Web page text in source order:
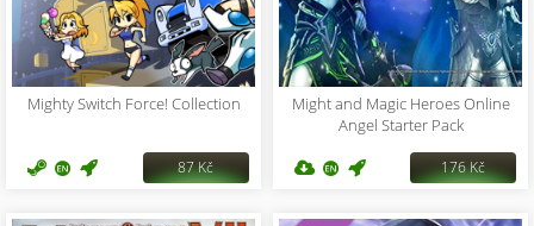
Mighty Switch Force! Collection
87 Kč
Might and Magic Heroes Online
Angel Starter Pack
176 Kč